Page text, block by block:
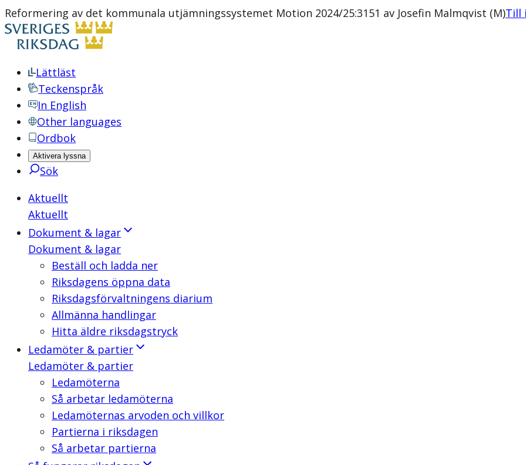
Reformering av det kommunala utjämningssystemet Motion 2024/25:3151 av Josefin Malmqvist (M)Till
Lättläst
Teckenspråk
In English
Other languages
Ordbok
Aktivera lyssna
Sök
Aktuellt
Aktuellt
Dokument & lagar
Dokument & lagar
Beställ och ladda ner
Riksdagens öppna data
Riksdagsförvaltningens diarium
Allmänna handlingar
Hitta äldre riksdagstryck
Ledamöter & partier
Ledamöter & partier
Ledamöterna
Så arbetar ledamöterna
Ledamöternas arvoden och villkor
Partierna i riksdagen
Så arbetar partierna